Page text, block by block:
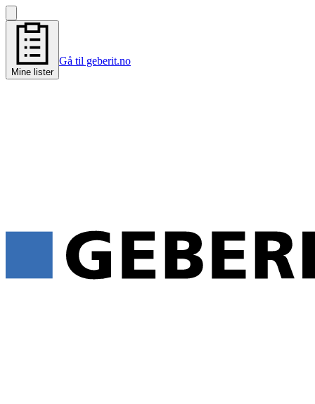
Mine lister
Gå til geberit.no